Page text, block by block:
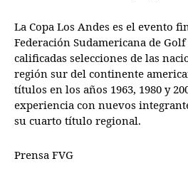
La Copa Los Andes es el evento
Federación Sudamericana de
calificadas selecciones de las
región sur del continente
títulos en los años 1963, 1980 y
experiencia con nuevos
su cuarto título regional.
Prensa FVG